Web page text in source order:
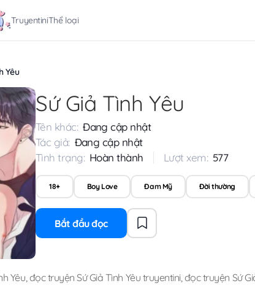
TruyentiniThể loại
Yêu
Sứ Giả Tình Yêu
Tên khác: Đang cập nhật
Tác giả: Đang cập nhật
Tình trạng: Hoàn thành Lượt xem: 577
18+ Boy Love Đam Mỹ Đời thường
Bắt đầu đọc
Yêu,đọc truyện Sứ Giả Tình Yêu truyentini,đọc truyện Sứ